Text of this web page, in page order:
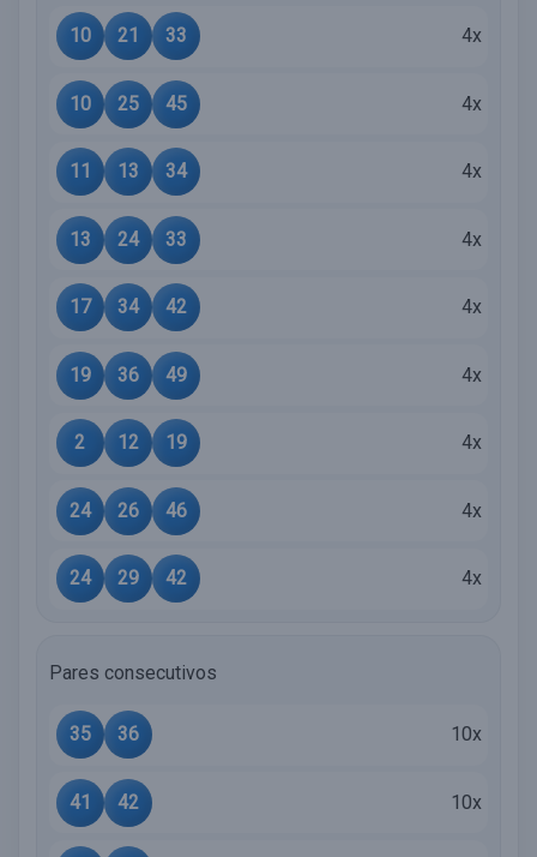
10 21 33 4x
10 25 45 4x
11 13 34 4x
13 24 33 4x
17 34 42 4x
19 36 49 4x
2 12 19 4x
24 26 46 4x
24 29 42 4x
Pares consecutivos
35 36 10x
41 42 10x